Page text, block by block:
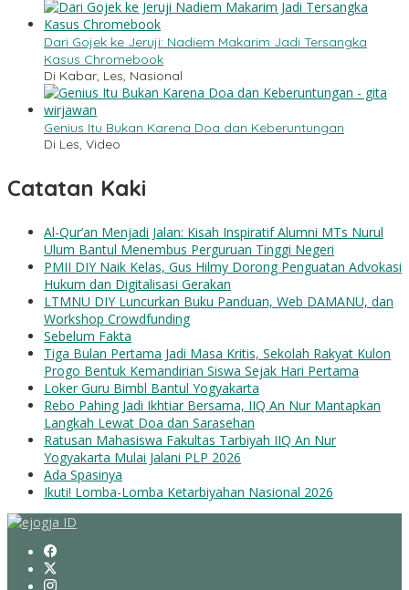
Dari Gojek ke Jeruji: Nadiem Makarim Jadi Tersangka
Kasus Chromebook
Di Kabar, Les, Nasional
Genius Itu Bukan Karena Doa dan Keberuntungan
Di Les, Video
Catatan Kaki
Al-Qur’an Menjadi Jalan: Kisah Inspiratif Alumni MTs Nurul
Ulum Bantul Menembus Perguruan Tinggi Negeri
PMII DIY Naik Kelas, Gus Hilmy Dorong Penguatan Advokasi
Hukum dan Digitalisasi Gerakan
LTMNU DIY Luncurkan Buku Panduan, Web DAMANU, dan
Workshop Crowdfunding
Sebelum Fakta
Tiga Bulan Pertama Jadi Masa Kritis, Sekolah Rakyat Kulon
Progo Bentuk Kemandirian Siswa Sejak Hari Pertama
Loker Guru Bimbl Bantul Yogyakarta
Rebo Pahing Jadi Ikhtiar Bersama, IIQ An Nur Mantapkan
Langkah Lewat Doa dan Sarasehan
Ratusan Mahasiswa Fakultas Tarbiyah IIQ An Nur
Yogyakarta Mulai Jalani PLP 2026
Ada Spasinya
Ikuti! Lomba-Lomba Ketarbiyahan Nasional 2026